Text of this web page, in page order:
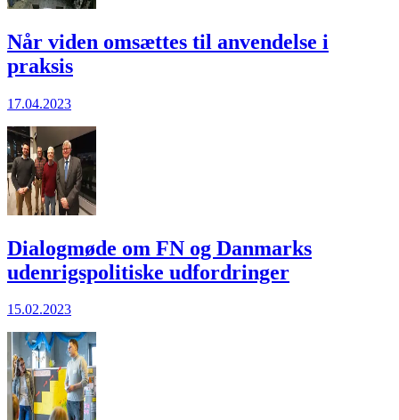
Når viden omsættes til anvendelse i
praksis
17.04.2023
Dialogmøde om FN og Danmarks
udenrigspolitiske udfordringer
15.02.2023